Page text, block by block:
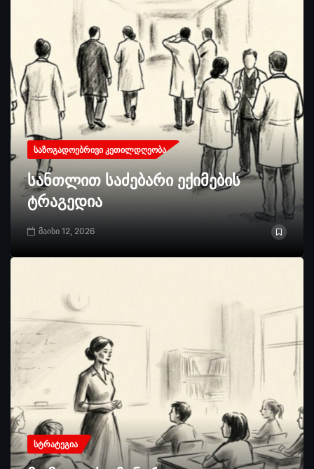
ᲡᲐᲖᲝᲒᲐᲓᲝᲔᲑᲠᲘᲕᲘ ᲙᲔᲗᲘᲚᲓᲦᲔᲝᲑᲐ
სანთლით საძებარი ექიმების
ტრაგედია
მაისი 12, 2026
ᲡᲢᲠᲐᲢᲔᲒᲘᲐ